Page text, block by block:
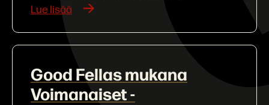
Lue lisää
Good Fellas mukana
Voimanaiset -